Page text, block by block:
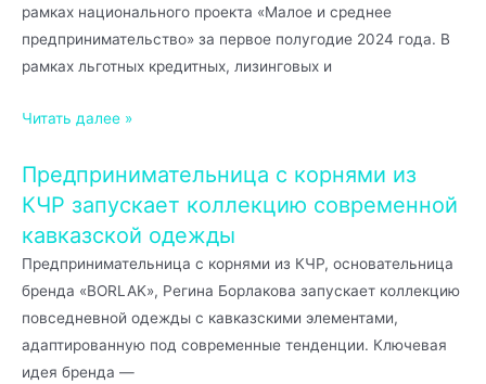
рамках национального проекта «Малое и среднее
предпринимательство» за первое полугодие 2024 года. В
рамках льготных кредитных, лизинговых и
Читать далее »
Предпринимательница с корнями из
КЧР запускает коллекцию современной
кавказской одежды
Предпринимательница с корнями из КЧР, основательница
бренда «BORLAK», Регина Борлакова запускает коллекцию
повседневной одежды с кавказскими элементами,
адаптированную под современные тенденции. Ключевая
идея бренда —